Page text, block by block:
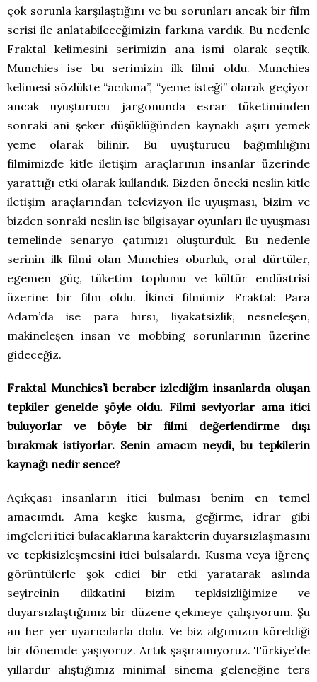
çok sorunla karşılaştığını ve bu sorunları ancak bir film
serisi ile anlatabileceğimizin farkına vardık. Bu nedenle
Fraktal kelimesini serimizin ana ismi olarak seçtik.
Munchies ise bu serimizin ilk filmi oldu. Munchies
kelimesi sözlükte “acıkma”, “yeme isteği” olarak geçiyor
ancak uyuşturucu jargonunda esrar tüketiminden
sonraki ani şeker düşüklüğünden kaynaklı aşırı yemek
yeme olarak bilinir. Bu uyuşturucu bağımlılığını
filmimizde kitle iletişim araçlarının insanlar üzerinde
yarattığı etki olarak kullandık. Bizden önceki neslin kitle
iletişim araçlarından televizyon ile uyuşması, bizim ve
bizden sonraki neslin ise bilgisayar oyunları ile uyuşması
temelinde senaryo çatımızı oluşturduk. Bu nedenle
serinin ilk filmi olan Munchies oburluk, oral dürtüler,
egemen güç, tüketim toplumu ve kültür endüstrisi
üzerine bir film oldu. İkinci filmimiz Fraktal: Para
Adam’da ise para hırsı, liyakatsizlik, nesneleşen,
makineleşen insan ve mobbing sorunlarının üzerine
gideceğiz.
Fraktal Munchies’i beraber izlediğim insanlarda oluşan
tepkiler genelde şöyle oldu. Filmi seviyorlar ama itici
buluyorlar ve böyle bir filmi değerlendirme dışı
bırakmak istiyorlar. Senin amacın neydi, bu tepkilerin
kaynağı nedir sence?
Açıkçası insanların itici bulması benim en temel
amacımdı. Ama keşke kusma, geğirme, idrar gibi
imgeleri itici bulacaklarına karakterin duyarsızlaşmasını
ve tepkisizleşmesini itici bulsalardı. Kusma veya iğrenç
görüntülerle şok edici bir etki yaratarak aslında
seyircinin dikkatini bizim tepkisizliğimize ve
duyarsızlaştığımız bir düzene çekmeye çalışıyorum. Şu
an her yer uyarıcılarla dolu. Ve biz algımızın köreldiği
bir dönemde yaşıyoruz. Artık şaşıramıyoruz. Türkiye’de
yıllardır alıştığımız minimal sinema geleneğine ters